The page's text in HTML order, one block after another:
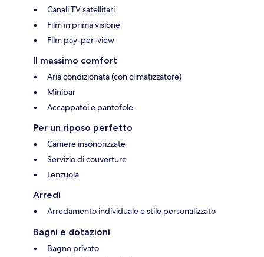
Canali TV satellitari
Film in prima visione
Film pay-per-view
Il massimo comfort
Aria condizionata (con climatizzatore)
Minibar
Accappatoi e pantofole
Per un riposo perfetto
Camere insonorizzate
Servizio di couverture
Lenzuola
Arredi
Arredamento individuale e stile personalizzato
Bagni e dotazioni
Bagno privato